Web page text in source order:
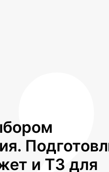
и ТЗ для